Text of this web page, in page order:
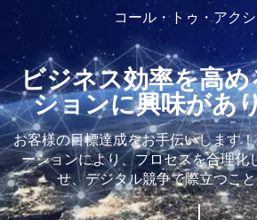
コール・トゥ・アク
ビジネス効率を高
ションに興味があ
お客様の目標達成をお手伝いします
ーションにより、プロセスを合理化
せ、デジタル競争で際立つこ